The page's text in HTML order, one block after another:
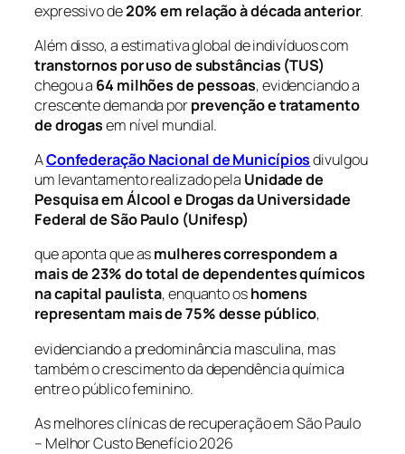
expressivo de20% em relação à década anterior.
Além disso, a estimativa global de indivíduos com
transtornos por uso de substâncias (TUS)
chegou a 64 milhões de pessoas, evidenciando a
crescente demanda porprevenção e tratamento
de drogasem nível mundial.
AConfederação Nacional de Municípiosdivulgou
um levantamento realizado pela Unidade de
Pesquisa em Álcool e Drogas da Universidade
Federal de São Paulo (Unifesp)
que aponta que asmulheres correspondem a
mais de 23% do total de dependentes químicos
na capital paulista, enquanto oshomens
representam mais de 75% desse público,
evidenciando a predominância masculina, mas
também o crescimento da dependência química
entre o público feminino.
As melhores clínicas de recuperação em São Paulo
– Melhor Custo Benefício 2026